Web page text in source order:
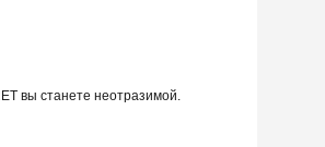
вы станете неотразимой.